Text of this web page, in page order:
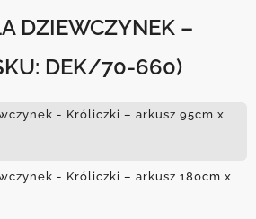
DZIEWCZYNEK –
DEK/70-660)
- Króliczki – arkusz 95cm x
- Króliczki – arkusz 180cm x